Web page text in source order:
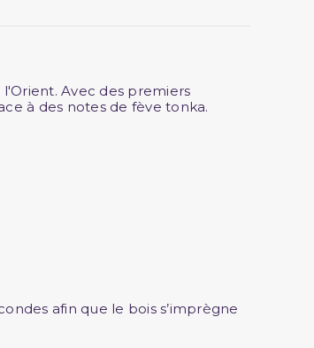
Avec des premiers
à des notes de fève tonka.
afin que le bois s’imprègne